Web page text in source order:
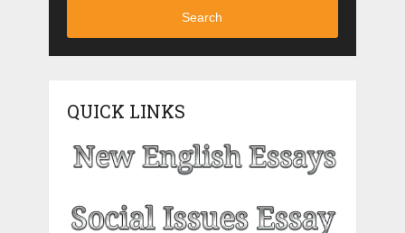
Search
QUICK LINKS